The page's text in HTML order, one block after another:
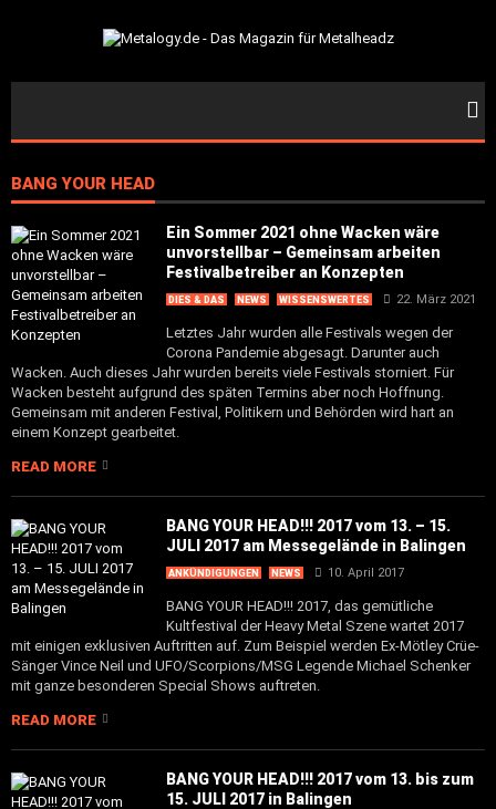
BANG YOUR HEAD
Ein Sommer 2021 ohne Wacken wäre
unvorstellbar – Gemeinsam arbeiten
Festivalbetreiber an Konzepten
DIES & DAS NEWS WISSENSWERTES 22. März 2021
Letztes Jahr wurden alle Festivals wegen der
Corona Pandemie abgesagt. Darunter auch
Wacken. Auch dieses Jahr wurden bereits viele Festivals storniert. Für
Wacken besteht aufgrund des späten Termins aber noch Hoffnung.
Gemeinsam mit anderen Festival, Politikern und Behörden wird hart an
einem Konzept gearbeitet.
READ MORE
BANG YOUR HEAD!!! 2017 vom 13. – 15.
JULI 2017 am Messegelände in Balingen
ANKÜNDIGUNGEN NEWS 10. April 2017
BANG YOUR HEAD!!! 2017, das gemütliche
Kultfestival der Heavy Metal Szene wartet 2017
mit einigen exklusiven Auftritten auf. Zum Beispiel werden Ex-Mötley Crüe-
Sänger Vince Neil und UFO/Scorpions/MSG Legende Michael Schenker
mit ganze besonderen Special Shows auftreten.
READ MORE
BANG YOUR HEAD!!! 2017 vom 13. bis zum
15. JULI 2017 in Balingen